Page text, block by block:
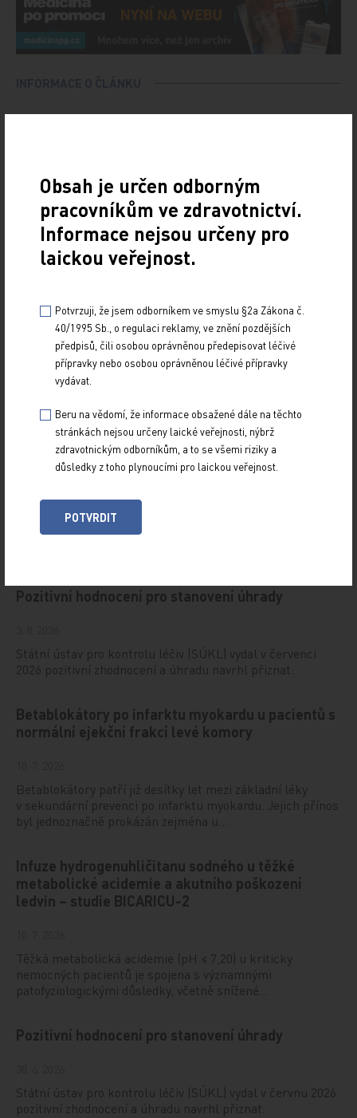
Pozitivní hodnocení pro stanovení úhrady
Státní ústav pro kontrolu léčiv (SÚKL) vydal v červenci
2026 pozitivní zhodnocení a úhradu navrhl přiznat:
Betablokátory po infarktu myokardu u pacientů s
normální ejekční frakcí levé komory
Betablokátory patří již desítky let mezi základní léky
v sekundární prevenci po infarktu myokardu. Jejich přínos
byl jednoznačně prokázán zejména u…
Infuze hydrogenuhličitanu sodného u těžké
metabolické acidemie a akutního poškození
ledvin – studie BICARICU-2
Těžká metabolická acidemie (pH ≤ 7,20) u kriticky
nemocných pacientů je spojena s významnými
patofyziologickými důsledky, včetně snížené…
Pozitivní hodnocení pro stanovení úhrady
Státní ústav pro kontrolu léčiv (SÚKL) vydal v červnu 2026
pozitivní zhodnocení a úhradu navrhl přiznat:
Obsah je určen odborným
pracovníkům ve zdravotnictví.
Informace nejsou určeny pro
laickou veřejnost.
Potvrzuji, že jsem odborníkem ve smyslu §2a Zákona č.
40/1995 Sb., o regulaci reklamy, ve znění pozdějších
předpisů, čili osobou oprávněnou předepisovat léčivé
přípravky nebo osobou oprávněnou léčivé přípravky
vydávat.
Beru na vědomí, že informace obsažené dále na těchto
stránkách nejsou určeny laické veřejnosti, nýbrž
zdravotnickým odborníkům, a to se všemi riziky a
důsledky z toho plynoucími pro laickou veřejnost.
POTVRDIT